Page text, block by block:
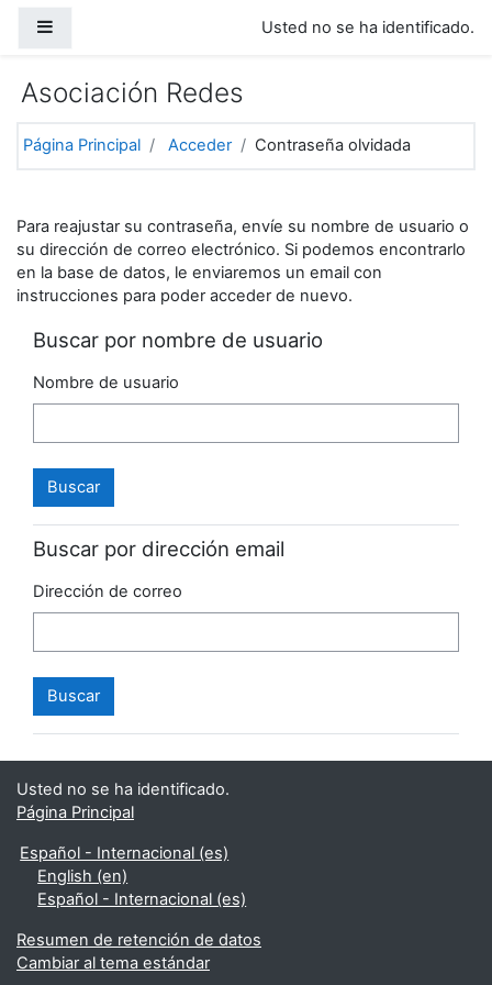
Usted no se ha identificado.
Asociación Redes
Página Principal Acceder Contraseña olvidada
Para reajustar su contraseña, envíe su nombre de usuario o
su dirección de correo electrónico. Si podemos encontrarlo
en la base de datos, le enviaremos un email con
instrucciones para poder acceder de nuevo.
Buscar por nombre de usuario
Nombre de usuario
Buscar por dirección email
Dirección de correo
Usted no se ha identificado.
Página Principal
Español - Internacional ‎(es)‎
English ‎(en)‎
Español - Internacional ‎(es)‎
Resumen de retención de datos
Cambiar al tema estándar